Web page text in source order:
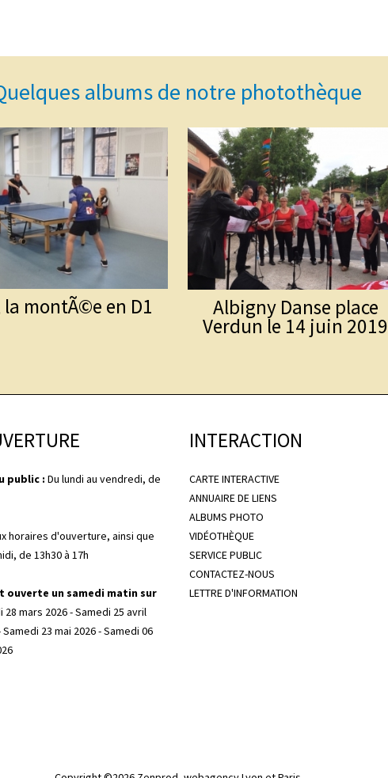
albums de notre photothèque
la montÃ©e en D1 Albigny Danse place
Verdun le 14 juin 2019
public : Du lundi au vendredi, de
horaires d'ouverture, ainsi que
de 13h30 à 17h
ouverte un samedi matin sur
28 mars 2026 - Samedi 25 avril
23 mai 2026 - Samedi 06
INTERACTION
CARTE INTERACTIVE
ANNUAIRE DE LIENS
ALBUMS PHOTO
VIDÉOTHÈQUE
SERVICE PUBLIC
CONTACTEZ-NOUS
LETTRE D'INFORMATION